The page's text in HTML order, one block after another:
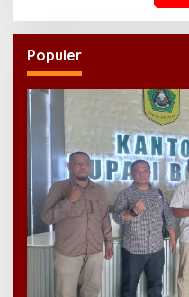
Populer